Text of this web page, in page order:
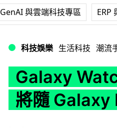
GenAI 與雲端科技專區 ERP
科技娛樂 生活科技 潮流
Galaxy
將隨 Galaxy